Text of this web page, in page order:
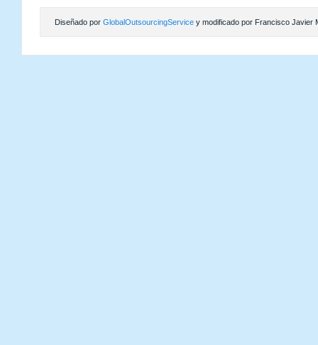
Diseñado por GlobalOutsourcingService y modificado por Francisco Javier